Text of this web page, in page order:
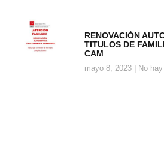
RENOVACIÓN
TITULOS DE
CAM
mayo 8, 2023 No